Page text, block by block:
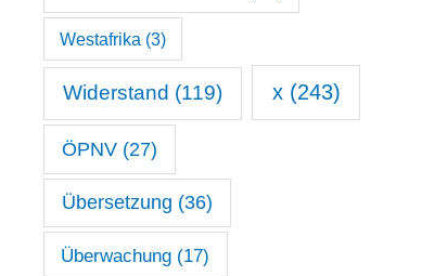
Westafrika (3)
Widerstand (119) x(243)
ÖPNV(27)
Übersetzung (36)
Überwachung (17)